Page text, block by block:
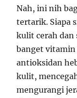
Nah, ini nih
tertarik. Siapa
kulit cerah dan
banget vitamin
antioksidan
kulit,
mengurangi